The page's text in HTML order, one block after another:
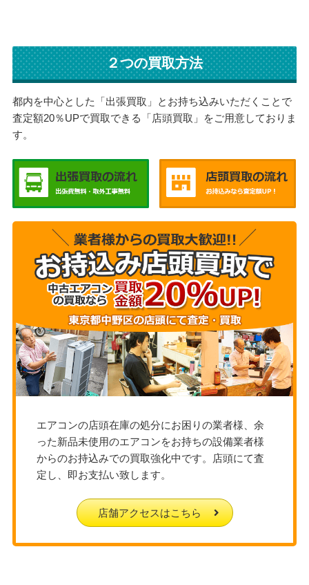
２つの買取方法
都内を中心とした「出張買取」とお持ち込みいただくことで
査定額20％UPで買取できる「店頭買取」をご用意しておりま
す。
エアコンの店頭在庫の処分にお困りの業者様、余
った新品未使用のエアコンをお持ちの設備業者様
からのお持込みでの買取強化中です。店頭にて査
定し、即お支払い致します。
店舗アクセスはこちら